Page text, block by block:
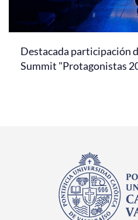
Destacada participación
Summit "Protagonistas